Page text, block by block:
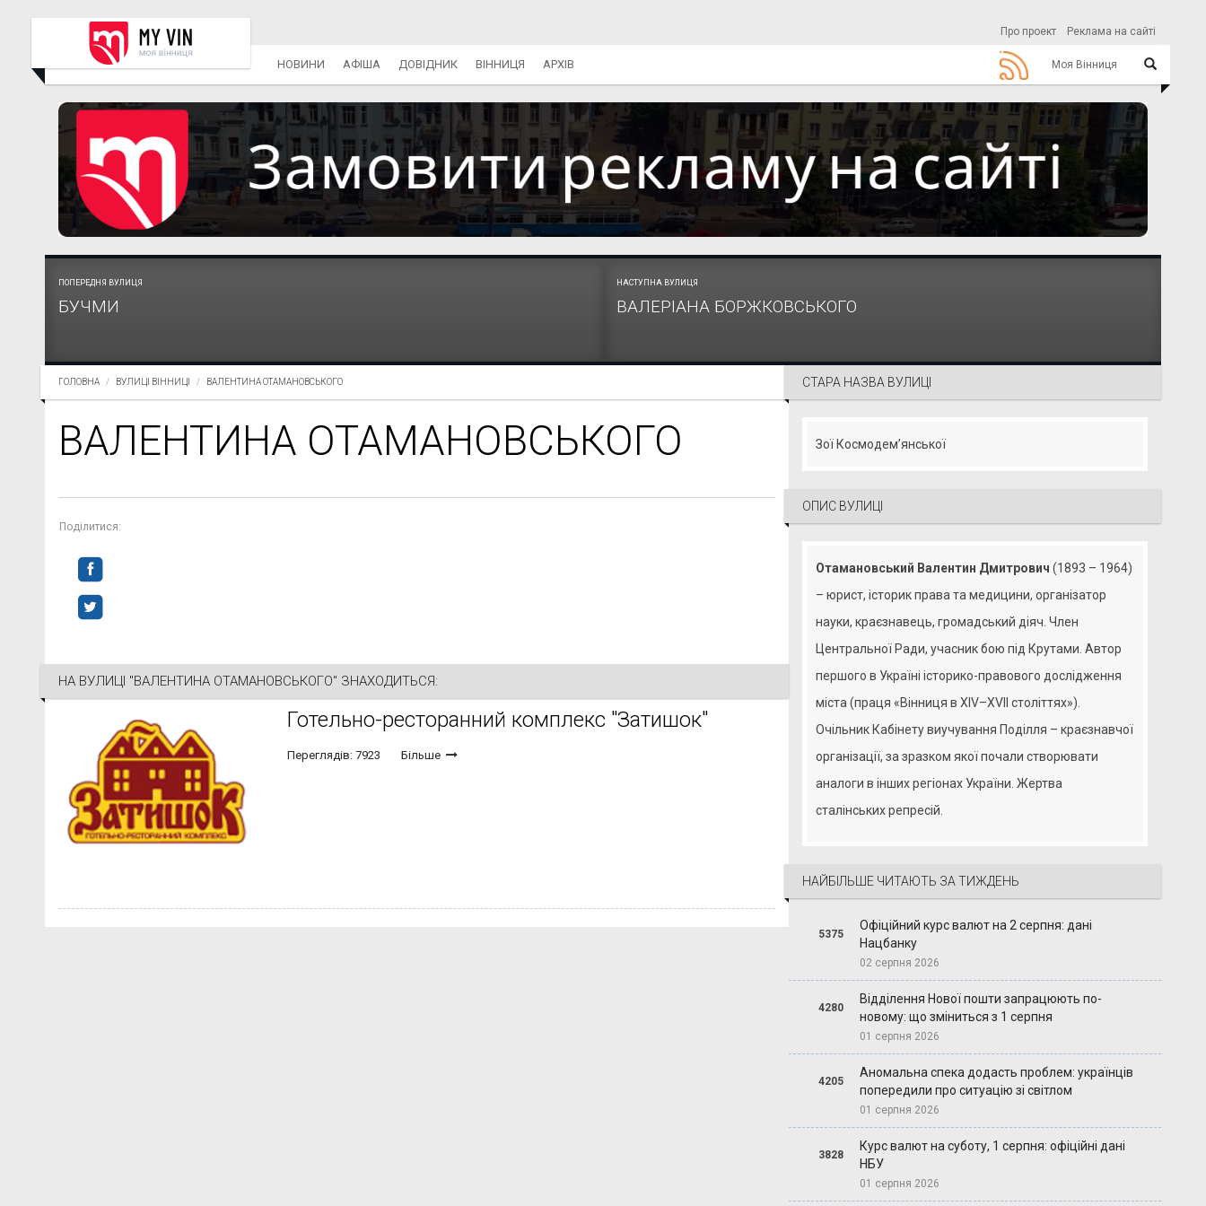
Про проект Реклама на сайті
Моя Вінниця
НОВИНИ АФІША ДОВІДНИК ВІННИЦЯ АРХІВ
ПОПЕРЕДНЯ ВУЛИЦЯ
БУЧМИ
НАСТУПНА ВУЛИЦЯ
ВАЛЕРІАНА БОРЖКОВСЬКОГО
ГОЛОВНА ВУЛИЦІ ВІННИЦІ ВАЛЕНТИНА ОТАМАНОВСЬКОГО
ВАЛЕНТИНА ОТАМАНОВСЬКОГО
Поділитися:
НА ВУЛИЦІ "ВАЛЕНТИНА ОТАМАНОВСЬКОГО" ЗНАХОДИТЬСЯ:
Готельно-ресторанний комплекс "Затишок"
Переглядів: 7923 Більше
СТАРА НАЗВА ВУЛИЦІ
Зої Космодем’янської
ОПИС ВУЛИЦІ
Отамановський Валентин Дмитрович (1893 – 1964)
– юрист, історик права та медицини, організатор
науки, краєзнавець, громадський діяч. Член
Центральної Ради, учасник бою під Крутами. Автор
першого в Україні історико-правового дослідження
міста (праця «Вінниця в XIV–XVII століттях»).
Очільник Кабінету виучування Поділля – краєзнавчої
організації, за зразком якої почали створювати
аналоги в інших регіонах України. Жертва
сталінських репресій.
НАЙБІЛЬШЕ ЧИТАЮТЬ ЗА ТИЖДЕНЬ
5375
Офіційний курс валют на 2 серпня: дані
Нацбанку
02 серпня 2026
4280
Відділення Нової пошти запрацюють по-
новому: що зміниться з 1 серпня
01 серпня 2026
4205
Аномальна спека додасть проблем: українців
попередили про ситуацію зі світлом
01 серпня 2026
3828
Курс валют на суботу, 1 серпня: офіційні дані
НБУ
01 серпня 2026